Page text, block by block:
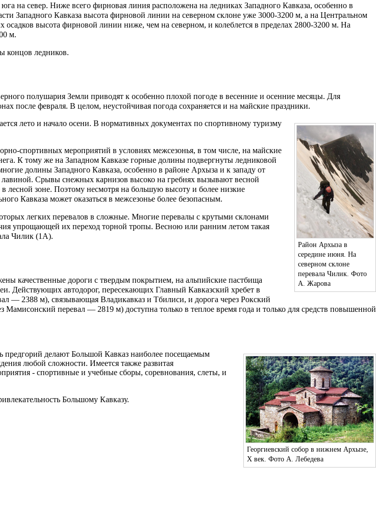
юга на север. Ниже всего фирновая линия расположена на ледниках Западного Кавказа, особенно в
Западного Кавказа высота фирновой линии на северном склоне уже 3000-3200 м, а на Центральном
осадков высота фирновой линии ниже, чем на северном, и колеблется в пределах 2800-3200 м. На
м.
концов ледников.
полушария Земли приводят к особенно плохой погоде в весенние и осенние месяцы. Для
после февраля. В целом, неустойчивая погода сохраняется и на майские праздники.
Район Архыза в
середине июня. На
северном склоне
перевала Чилик. Фото
А. Жарова
лето и начало осени. В нормативных документах по спортивному туризму
спортивных мероприятий в условиях межсезонья, в том числе, на майские
К тому же на Западном Кавказе горные долины подвергнуты ледниковой
долины Западного Кавказа, особенно в районе Архыза и к западу от
Срывы снежных карнизов высоко на гребнях вызывают весной
зоне. Поэтому несмотря на большую высоту и более низкие
Кавказа может оказаться в межсезонье более безопасным.
легких перевалов в сложные. Многие перевалы с крутыми склонами
упрощающей их переход торной тропы. Весною или ранним летом такая
Чилик (1А).
качественные дороги с твердым покрытием, на альпийские пастбища
Действующих автодорог, пересекающих Главный Кавказский хребет в
— 2388 м), связывающая Владикавказ и Тбилиси, и дорога через Рокский
перевал — 2819 м) доступна только в теплое время года и только для средств повышенной
Георгиевский собор в нижнем Архызе,
X век. Фото А. Лебедева
предгорий делают Большой Кавказ наиболее посещаемым
любой сложности. Имеется также развитая
- спортивные и учебные сборы, соревнования, слеты, и
Большому Кавказу.